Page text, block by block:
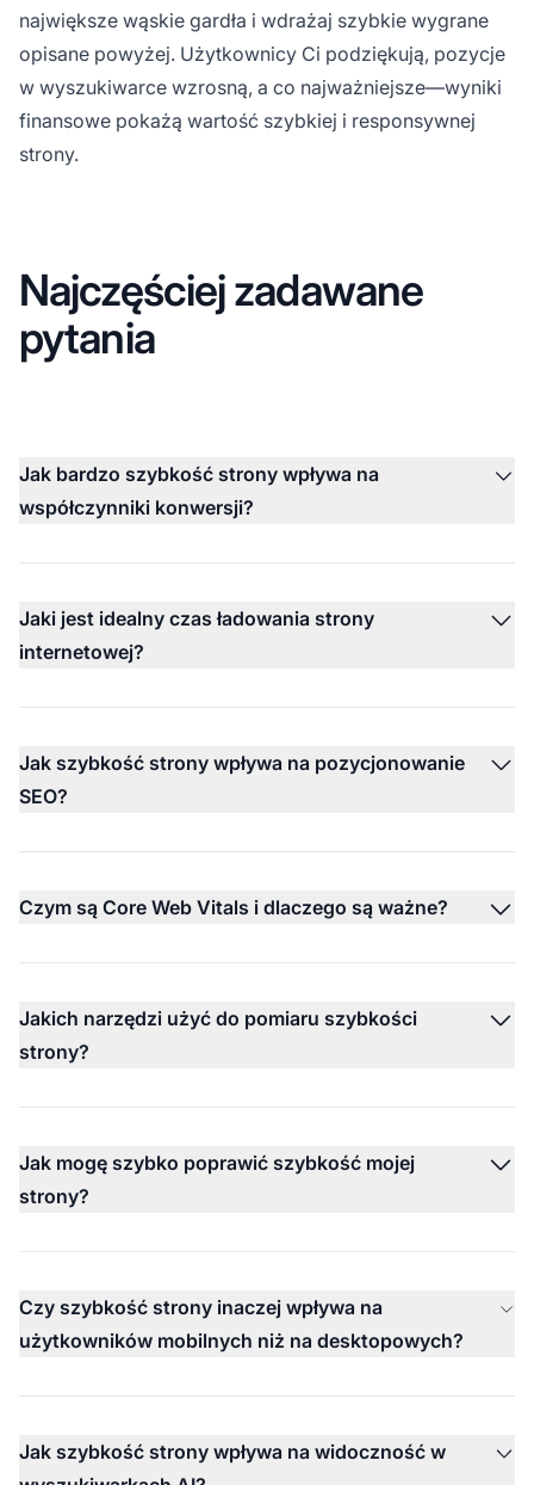
największe wąskie gardła i wdrażaj szybkie wygrane
opisane powyżej. Użytkownicy Ci podziękują, pozycje
w wyszukiwarce wzrosną, a co najważniejsze—wyniki
finansowe pokażą wartość szybkiej i responsywnej
strony.
Najczęściej zadawane
pytania
Jak bardzo szybkość strony wpływa na
współczynniki konwersji?
Jaki jest idealny czas ładowania strony
internetowej?
Jak szybkość strony wpływa na pozycjonowanie
SEO?
Czym są Core Web Vitals i dlaczego są ważne?
Jakich narzędzi użyć do pomiaru szybkości
strony?
Jak mogę szybko poprawić szybkość mojej
strony?
Czy szybkość strony inaczej wpływa na
użytkowników mobilnych niż na desktopowych?
Jak szybkość strony wpływa na widoczność w